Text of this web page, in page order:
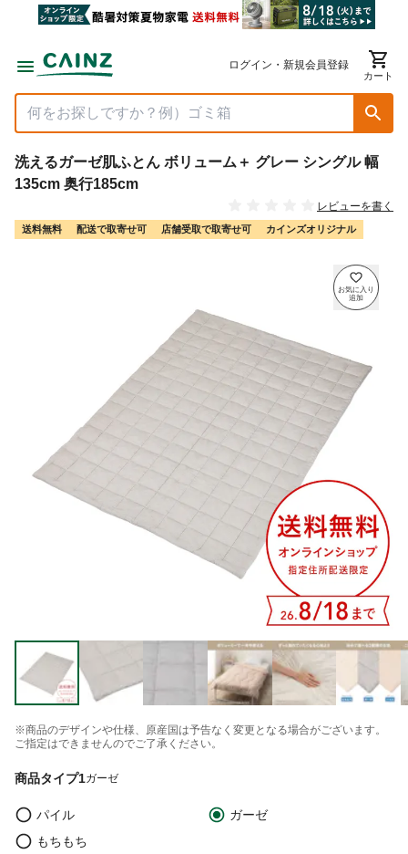
ログイン・新規会員登録
カート
洗えるガーゼ肌ふとん ボリューム＋ グレー シングル 幅
135cm 奥行185cm
レビューを書く
送料無料 配送で取寄せ可 店舗受取で取寄せ可 カインズオリジナル
※商品のデザインや仕様、原産国は予告なく変更となる場合がございます。
ご指定はできませんのでご了承ください。
商品タイプ1ガーゼ
パイル
ガーゼ
もちもち